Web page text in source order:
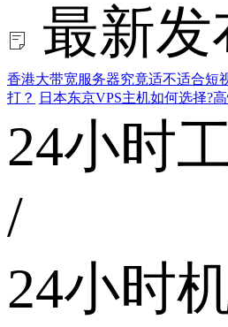
最新发
香港大带宽服务器究竟适不适合短
打？
日本东京VPS主机如何选择?
24小时
/
24小时